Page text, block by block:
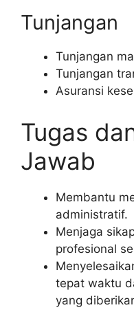
Tunjangan
Tunjangan
Tunjangan
Asuransi
Tugas
Jawab
Membantu
administratif.
Menjaga
profesional
tepat waktu
yang